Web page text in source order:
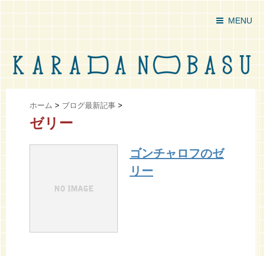
MENU
ホーム > ブログ最新記事 >
ゼリー
ゴンチャロフのゼ
リー